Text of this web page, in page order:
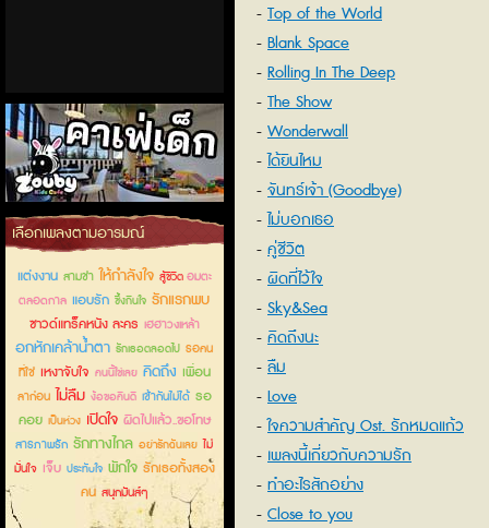
คาเฟ่เด็กลำลูกกา
เลือกเพลงตามอารมณ์
แต่งงาน สามช่า ให้กำลังใจ สู้ชีวิตอมตะ
ตลอดกาล แอบรัก ซึ้งกินใจ รักแรกพบ
ซาวด์แทร็คหนัง ละคร เฮฮาวงเหล้า
อกหักเคล้าน้ำตา รักเธอตลอดไป รอคน
ที่ใช่ เหงาจับใจ คนนี้ใช่เลย คิดถึง เพื่อน
ลาก่อน ไม่ลืม ง้อขอคืนดี เข้ากันไม่ได้ รอ
คอย เป็นห่วง เปิดใจ ผิดไปแล้ว..ขอโทษ
สารภาพรัก รักทางไกล อย่ารักฉันเลย ไม่
มั่นใจ เจ็บ ประทับใจ พักใจ รักเธอทั้งสอง
คน สนุกมันส์ๆ
Top of the World
Blank Space
Rolling In The Deep
The Show
Wonderwall
ได้ยินไหม
จันทร์เจ้า (Goodbye)
ไม่บอกเธอ
คู่ชีวิต
ผิดที่ไว้ใจ
Sky&Sea
คิดถึงนะ
ลืม
Love
ใจความสำคัญ Ost. รักหมดแก้ว
เพลงนี้เกี่ยวกับความรัก
ทำอะไรสักอย่าง
Close to you